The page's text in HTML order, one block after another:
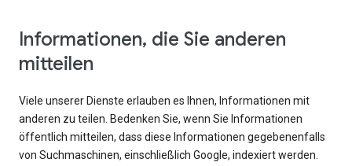
Informationen, die Sie anderen
mitteilen
Viele unserer Dienste erlauben es Ihnen, Informationen mit
anderen zu teilen. Bedenken Sie, wenn Sie Informationen
öffentlich mitteilen, dass diese Informationen gegebenenfalls
von Suchmaschinen, einschließlich Google, indexiert werden.